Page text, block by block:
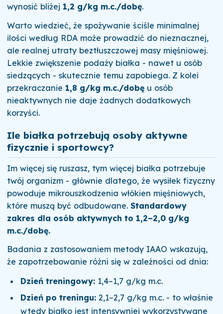
wynosić bliżej 1,2 g/kg m.c./dobę.
Warto wiedzieć, że spożywanie ściśle minimalnej
ilości według RDA może prowadzić do nieznacznej,
ale realnej utraty beztłuszczowej masy mięśniowej.
Lekkie zwiększenie podaży białka - nawet u osób
siedzących - skutecznie temu zapobiega. Z kolei
przekraczanie 1,8 g/kg m.c./dobęu osób
nieaktywnych nie daje żadnych dodatkowych
korzyści.
Ile białka potrzebują osoby aktywne
fizycznie i sportowcy?
Im więcej się ruszasz, tym więcej białka potrzebuje
twój organizm - głównie dlatego, że wysiłek fizyczny
powoduje mikrouszkodzenia włókien mięśniowych,
które muszą być odbudowane. Standardowy
zakres dla osób aktywnych to 1,2–2,0 g/kg
m.c./dobę.
Badania z zastosowaniem metody IAAO wskazują,
że zapotrzebowanie różni się w zależności od dnia:
Dzień treningowy: 1,4–1,7 g/kg m.c.
Dzień po treningu: 2,1–2,7 g/kg m.c. - to właśnie
wtedy białko jest intensywniej wykorzystywane